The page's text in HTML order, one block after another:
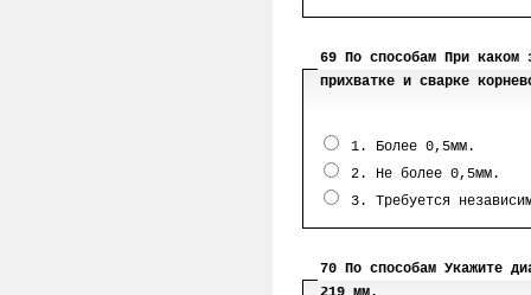
69 По способам При каком
прихватке и сварке
1. Более 0,5мм.
2. Не более 0,5мм.
3. Требуется
70 По способам Укажите